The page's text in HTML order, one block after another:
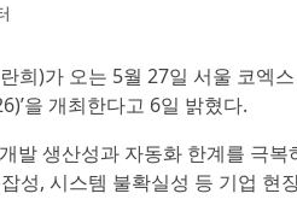
희)가 오는 5월 27일 서울 코엑
을 개최한다고 6일 밝혔다.
발 생산성과 자동화 한계를 극
성, 시스템 불확실성 등 기업 현